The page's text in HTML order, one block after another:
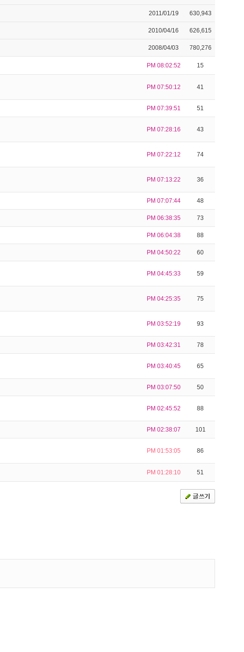
2011/01/19 630,943
2010/04/16 626,615
2008/04/03 780,276
PM 08:02:52 15
PM 07:50:12 41
PM 07:39:51 51
PM 07:28:16 43
PM 07:22:12 74
PM 07:13:22 36
PM 07:07:44 48
PM 06:38:35 73
PM 06:04:38 88
PM 04:50:22 60
PM 04:45:33 59
PM 04:25:35 75
PM 03:52:19 93
PM 03:42:31 78
PM 03:40:45 65
PM 03:07:50 50
PM 02:45:52 88
PM 02:38:07 101
PM 01:53:05 86
PM 01:28:10 51